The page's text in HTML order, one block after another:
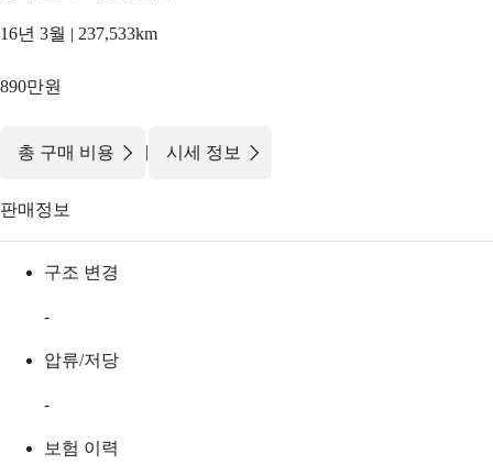
16년 3월 | 237,533km
890만원
총 구매 비용 | 시세 정보
판매정보
구조 변경
-
압류/저당
-
보험 이력